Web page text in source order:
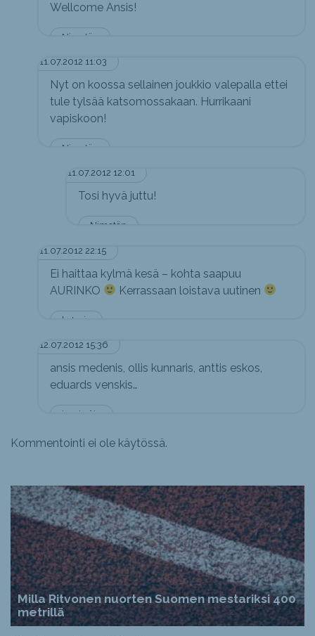
Nimetön
Wellcome Ansis!
11.07.2012 11:03
Nimetön
Nyt on koossa sellainen joukkio valepalla ettei
tule tylsää katsomossakaan. Hurrikaani
vapiskoon!
11.07.2012 12:01
Nimetön
Tosi hyvä juttu!
11.07.2012 22:15
katsoja
Ei haittaa kylmä kesä – kohta saapuu
AURINKO
Kerrassaan loistava uutinen
12.07.2012 15:36
juuri näin
ansis medenis, ollis kunnaris, anttis eskos,
eduards venskis…
Kommentointi ei ole käytössä.
Milla Ritvonen nuorten Suomen mestariksi 400
metrillä